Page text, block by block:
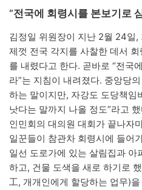
“전국에 회령시를 본보기로
김정일 위원장이 지난 2월 24일,
제껏 전국 각지를 사찰한 데서
를 내렸다고 한다. 곧바로 “전국
라”는 지침이 내려졌다. 중앙당
하는 말이지만, 자강도 도당책임
낫다는 말까지 나올 정도”라고
인민회의 대의원 대회가 끝나자
일꾼들이 참관차 회령시에 들어
일선 도로가에 있는 살림집과 아
하고, 건물 도색을 새로 하기로
工, 개개인에게 할당하는 업무)